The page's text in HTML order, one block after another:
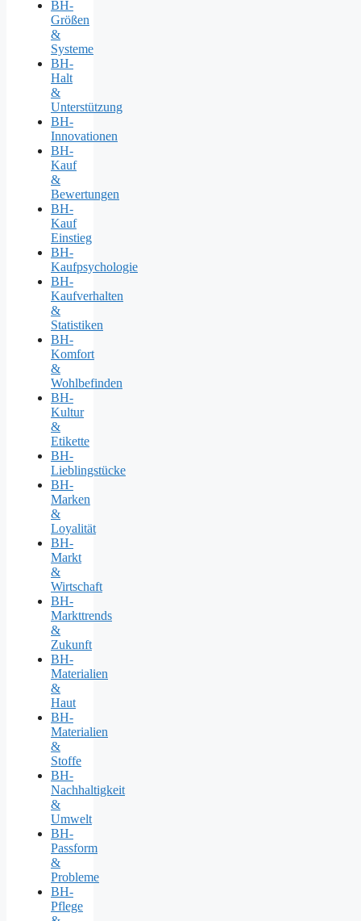
BH-
Größen
&
Systeme
BH-
Halt
&
Unterstützung
BH-
Innovationen
BH-
Kauf
&
Bewertungen
BH-
Kauf
Einstieg
BH-
Kaufpsychologie
BH-
Kaufverhalten
&
Statistiken
BH-
Komfort
&
Wohlbefinden
BH-
Kultur
&
Etikette
BH-
Lieblingstücke
BH-
Marken
&
Loyalität
BH-
Markt
&
Wirtschaft
BH-
Markttrends
&
Zukunft
BH-
Materialien
&
Haut
BH-
Materialien
&
Stoffe
BH-
Nachhaltigkeit
&
Umwelt
BH-
Passform
&
Probleme
BH-
Pflege